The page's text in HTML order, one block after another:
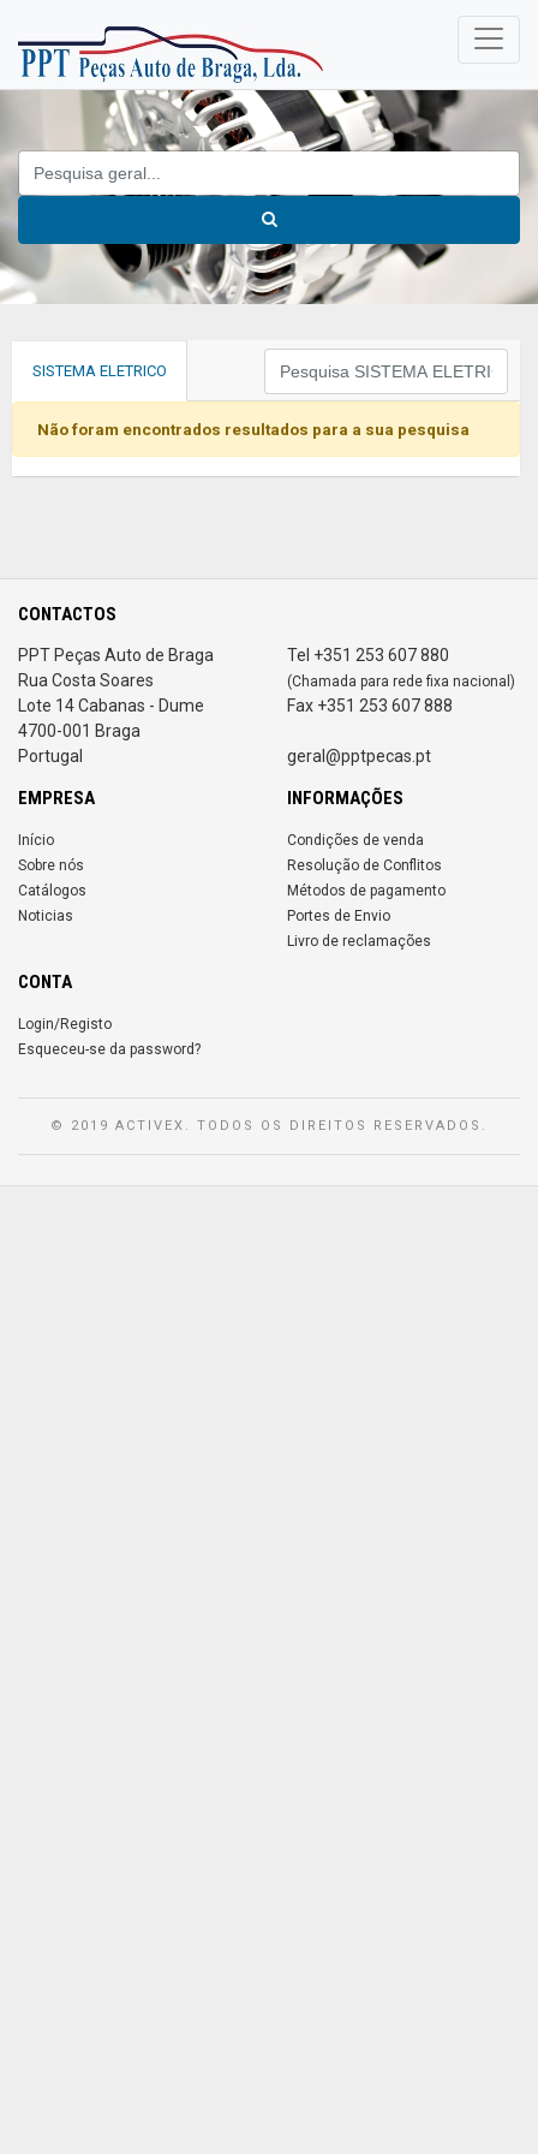
SISTEMA ELETRICO
Não foram encontrados resultados para a sua pesquisa
CONTACTOS
PPT Peças Auto de Braga
Rua Costa Soares
Lote 14 Cabanas - Dume
4700-001 Braga
Portugal
Tel +351 253 607 880
(Chamada para rede fixa nacional)
Fax +351 253 607 888
geral@pptpecas.pt
EMPRESA
Início
Sobre nós
Catálogos
Noticias
INFORMAÇÕES
Condições de venda
Resolução de Conflitos
Métodos de pagamento
Portes de Envio
Livro de reclamações
CONTA
Login/Registo
Esqueceu-se da password?
© 2019 ACTIVEX. TODOS OS DIREITOS RESERVADOS.